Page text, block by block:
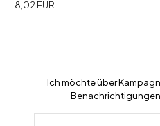
8,02 EUR
Ich möchte über